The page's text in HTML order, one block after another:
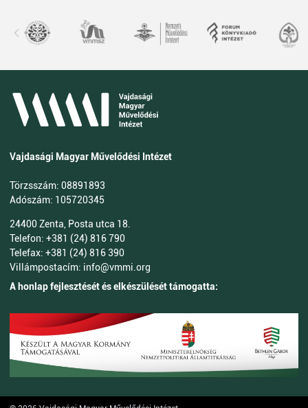
Vajdasági Magyar Művelődési Intézet
Törzsszám: 08891893
Adószám: 105720345
24400 Zenta, Posta utca 18.
Telefon: +381 (24) 816 790
Telefax: +381 (24) 816 390
Villámpostacím: info@vmmi.org
A honlap fejlesztését és elkészülését támogatta: